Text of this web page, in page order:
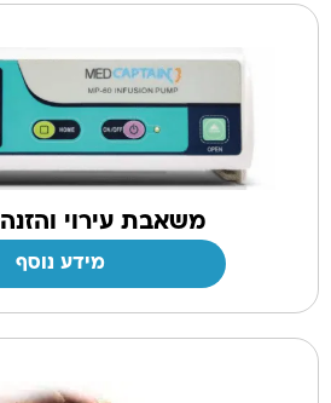
משאבת עירוי והזנה MP-60
מידע נוסף